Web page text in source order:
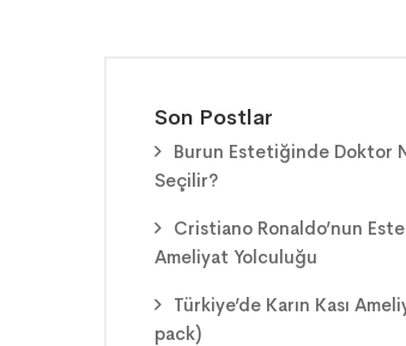
Son Postlar
Burun Estetiğinde Doktor
Seçilir?
Cristiano Ronaldo’nun
Ameliyat Yolculuğu
Türkiye’de Karın Kası
pack)